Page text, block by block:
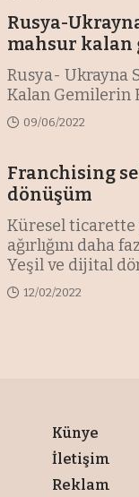
Rusya-
mahsur kalan
Rusya- Ukrayna
Kalan Gemilerin
09/06/2022
Franchising
dönüşüm
Küresel
ağırlığını daha
Yeşil ve dijital
12/02/2022
Künye
İletişim
Reklam